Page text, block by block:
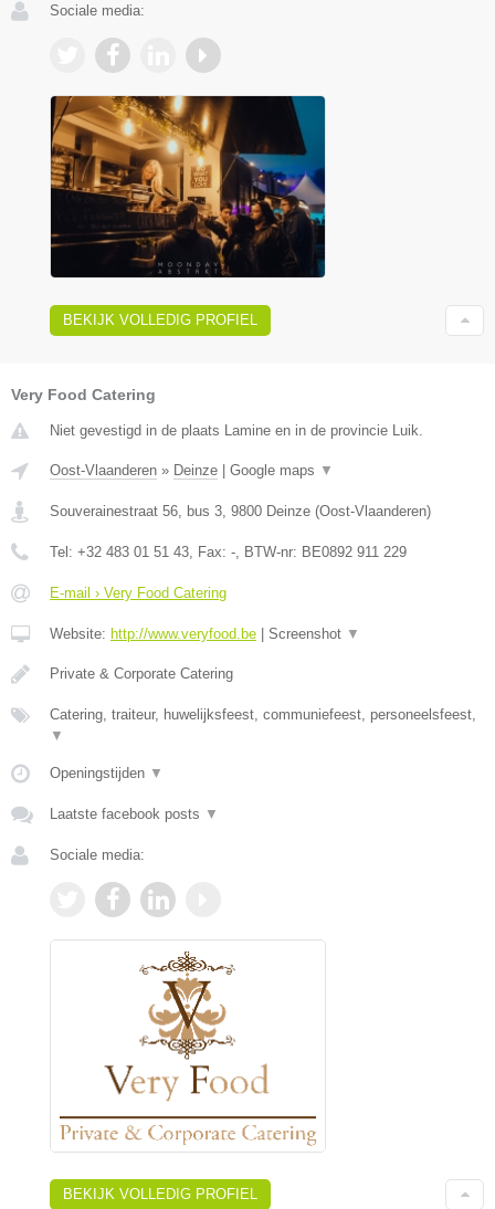
Sociale media:
BEKIJK VOLLEDIG PROFIEL
Very Food Catering
Niet gevestigd in de plaats Lamine en in de provincie Luik.
Oost-Vlaanderen » Deinze Google maps ▼
Souverainestraat 56, bus 3, 9800 Deinze (Oost-Vlaanderen)
Tel: +32 483 01 51 43, Fax: -, BTW-nr: BE0892 911 229
E-mail › Very Food Catering
Website: http://www.veryfood.be Screenshot ▼
Private & Corporate Catering
Catering, traiteur, huwelijksfeest, communiefeest, personeelsfeest,
▼
Openingstijden ▼
Laatste facebook posts ▼
Sociale media:
BEKIJK VOLLEDIG PROFIEL